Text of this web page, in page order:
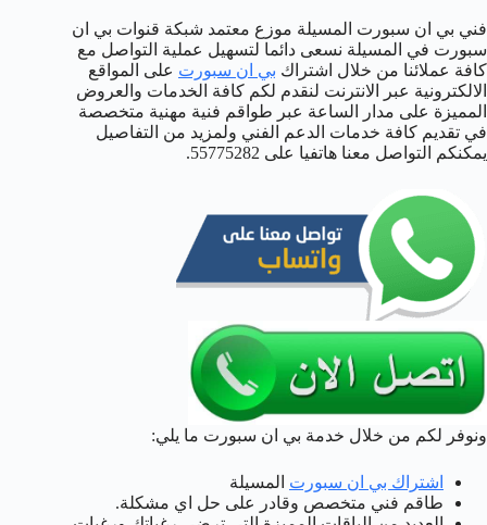
فني بي ان سبورت المسيلة موزع معتمد شبكة قنوات بي ان
سبورت في المسيلة نسعى دائما لتسهيل عملية التواصل مع
كافة عملائنا من خلال اشتراك بي ان سبورت على المواقع
الالكترونية عبر الانترنت لنقدم لكم كافة الخدمات والعروض
المميزة على مدار الساعة عبر طواقم فنية مهنية متخصصة
في تقديم كافة خدمات الدعم الفني ولمزيد من التفاصيل
يمكنكم التواصل معنا هاتفيا على 55775282.
ونوفر لكم من خلال خدمة بي ان سبورت ما يلي:
اشتراك بي ان سبورت المسيلة
طاقم فني متخصص وقادر على حل اي مشكلة.